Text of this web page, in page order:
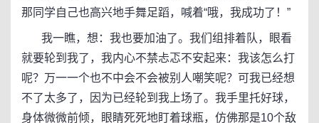
那同学自己也高兴地手舞足蹈，喊着“哦，我成功了！”
我一瞧，想：我也要加油了。我们组排着队，眼看
就要轮到我了，我内心不禁忐忑不安起来：我该怎么打
呢？万一一个也不中会不会被别人嘲笑呢？可我已经想
不了太多了，因为已经轮到我上场了。我手里托好球，
身体微微前倾，眼睛死死地盯着球瓶，仿佛那是10个敌